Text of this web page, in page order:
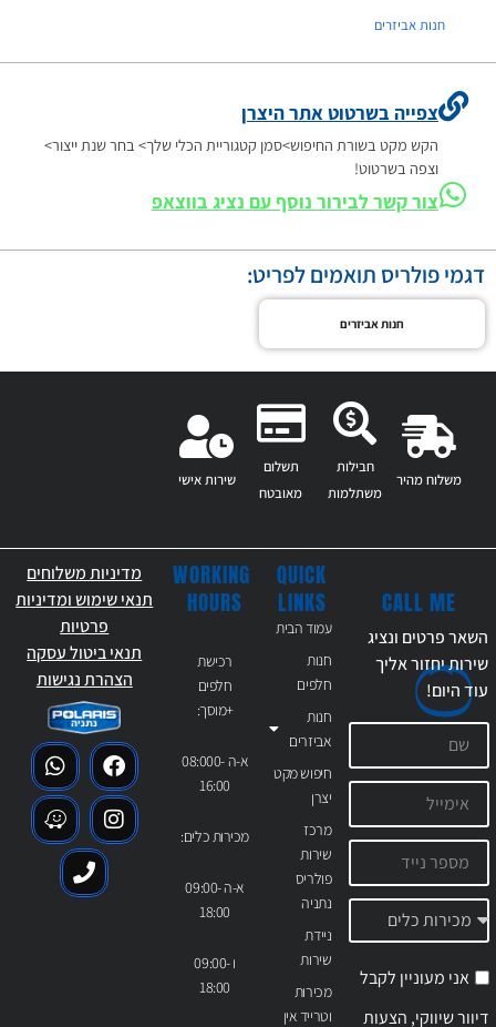
חנות אביזרים
צפייה בשרטוט אתר היצרן
הקש מקט בשורת החיפוש>סמן קטגוריית הכלי שלך> בחר שנת ייצור>
וצפה בשרטוט!
צור קשר לבירור נוסף עם נציג בווצאפ
דגמי פולריס תואמים לפריט:
חנות אביזרים
משלוח מהיר
חבילות
משתלמות
תשלום
מאובטח
שירות אישי
QUICK
LINKS
עמוד הבית
חנות
חלפים
חנות
אביזרים
חיפוש מקט
יצרן
מרכז
שירות
פולריס
נתניה
ניידת
שירות
מכירות
וטרייד אין
WORKING
HOURS
רכישת
חלפים
+מוסך:
א-ה 08:000-
16:00
מכירות כלים:
א-ה 09:00-
18:00
ו 09:00-
18:00
CALL ME
השאר פרטים ונציג
שירות יחזור אליך
עודהיום!
אני מעוניין לקבל
דיוור שיווקי, הצעות
מדיניות משלוחים
תנאי שימוש ומדיניות
פרטיות
תנאי ביטול עסקה
הצהרת נגישות